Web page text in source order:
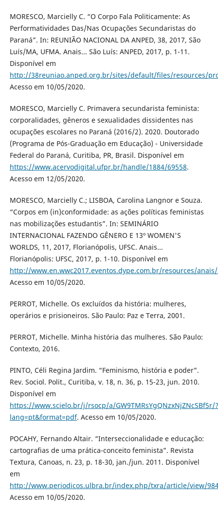
MORESCO, Marcielly C. “O Corpo Fala Politicamente: As
Performatividades Das/Nas Ocupações Secundaristas do
Paraná”. In: REUNIÃO NACIONAL DA ANPED, 38, 2017, São
Luís/MA, UFMA. Anais... São Luís: ANPED, 2017, p. 1-11.
Disponível em
http://38reuniao.anped.org.br/sites/default/files/resources/
Acesso em 10/05/2020.
MORESCO, Marcielly C. Primavera secundarista feminista:
corporalidades, gêneros e sexualidades dissidentes nas
ocupações escolares no Paraná (2016/2). 2020. Doutorado
(Programa de Pós-Graduação em Educação) - Universidade
Federal do Paraná, Curitiba, PR, Brasil. Disponível em
https://www.acervodigital.ufpr.br/handle/1884/69558.
Acesso em 12/05/2020.
MORESCO, Marcielly C.; LISBOA, Carolina Langnor e Souza.
“Corpos em (in)conformidade: as ações políticas feministas
nas mobilizações estudantis”. In: SEMINÁRIO
INTERNACIONAL FAZENDO GÊNERO E 13º WOMEN'S
WORLDS, 11, 2017, Florianópolis, UFSC. Anais...
Florianópolis: UFSC, 2017, p. 1-10. Disponível em
http://www.en.wwc2017.eventos.dype.com.br/resources/anais/
Acesso em 10/05/2020.
PERROT, Michelle. Os excluídos da história: mulheres,
operários e prisioneiros. São Paulo: Paz e Terra, 2001.
PERROT, Michelle. Minha história das mulheres. São Paulo:
Contexto, 2016.
PINTO, Céli Regina Jardim. “Feminismo, história e poder”.
Rev. Sociol. Polit., Curitiba, v. 18, n. 36, p. 15-23, jun. 2010.
Disponível em
https://www.scielo.br/j/rsocp/a/GW9TMRsYgQNzxNjZNcSBf5r/?
lang=pt&format=pdf. Acesso em 10/05/2020.
POCAHY, Fernando Altair. “Interseccionalidade e educação:
cartografias de uma prática-conceito feminista”. Revista
Textura, Canoas, n. 23, p. 18-30, jan./jun. 2011. Disponível
em
http://www.periodicos.ulbra.br/index.php/txra/article/view/
Acesso em 10/05/2020.